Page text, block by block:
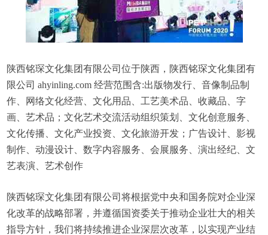
陕西铭琛文化集团有限公司位于陕西，陕西铭琛文化集团有
限公司 ahyinling.com 经营范围含:出版物发行、音像制品制
作、网络文化经营、文化用品、工艺美术品、收藏品、字
画、艺术品；文化艺术交流活动组织策划、文化创意服务、
文化传播、文化产业投资、文化旅游开发；广告设计、影视
制作、动漫设计、数字内容服务、会展服务、演出经纪、文
艺表演、艺术创作
陕西铭琛文化集团有限公司将根据党中央和国务院对企业深
化改革的战略部署，并遵循国资委关于推动企业壮大的相关
指导方针，我们将持续推进企业深层次改革，以实现产业结